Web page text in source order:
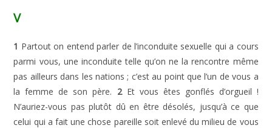
V
1 Partout on entend parler de l’inconduite sexuelle qui a cours
parmi vous, une inconduite telle qu’on ne la rencontre même
pas ailleurs dans les nations ; c’est au point que l’un de vous a
la femme de son père. 2Et vous êtes gonflés d’orgueil !
N’auriez-vous pas plutôt dû en être désolés, jusqu’à ce que
celui qui a fait une chose pareille soit enlevé du milieu de vous